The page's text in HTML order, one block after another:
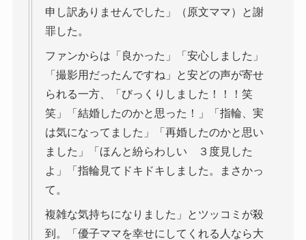
申し訳ありませんでした」（原文ママ）と謝
罪した。
ファンからは「良かった」「安心しました」
「撮影用だったんですね」と安どの声が寄せ
られる一方、「びっくりしました！！！笑
笑」「結婚したのかと思った！」「指輪、実
は気になってました」「再婚したのかと思い
ました」「ほんと紛らわしい ３度見した
よ」「指輪見てドキドキしました。まさかっ
て。
複雑な気持ちになりました」とツッコミが殺
到。「優子ママを幸せにしてくれる人なら大